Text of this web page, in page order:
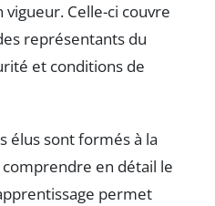
Celle-ci couvre
représentants du
et conditions de
élus sont formés à la
en détail le
permet